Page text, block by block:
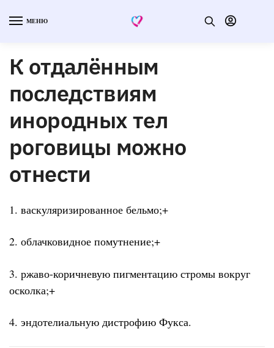
МЕНЮ
К отдалённым
последствиям
инородных тел
роговицы можно
отнести
1. васкуляризированное бельмо;+
2. облачковидное помутнение;+
3. ржаво-коричневую пигментацию стромы вокруг
осколка;+
4. эндотелиальную дистрофию Фукса.